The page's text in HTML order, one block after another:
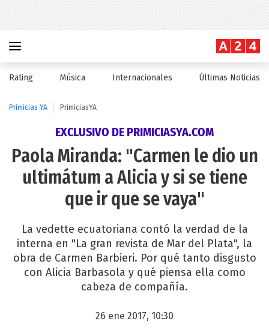
Rating Música Internacionales Últimas Noticias
Primicias YA PrimiciasYA
EXCLUSIVO DE PRIMICIASYA.COM
Paola Miranda: "Carmen le dio un
ultimátum a Alicia y si se tiene
que ir que se vaya"
La vedette ecuatoriana contó la verdad de la
interna en "La gran revista de Mar del Plata", la
obra de Carmen Barbieri. Por qué tanto disgusto
con Alicia Barbasola y qué piensa ella como
cabeza de compañía.
26 ene 2017, 10:30